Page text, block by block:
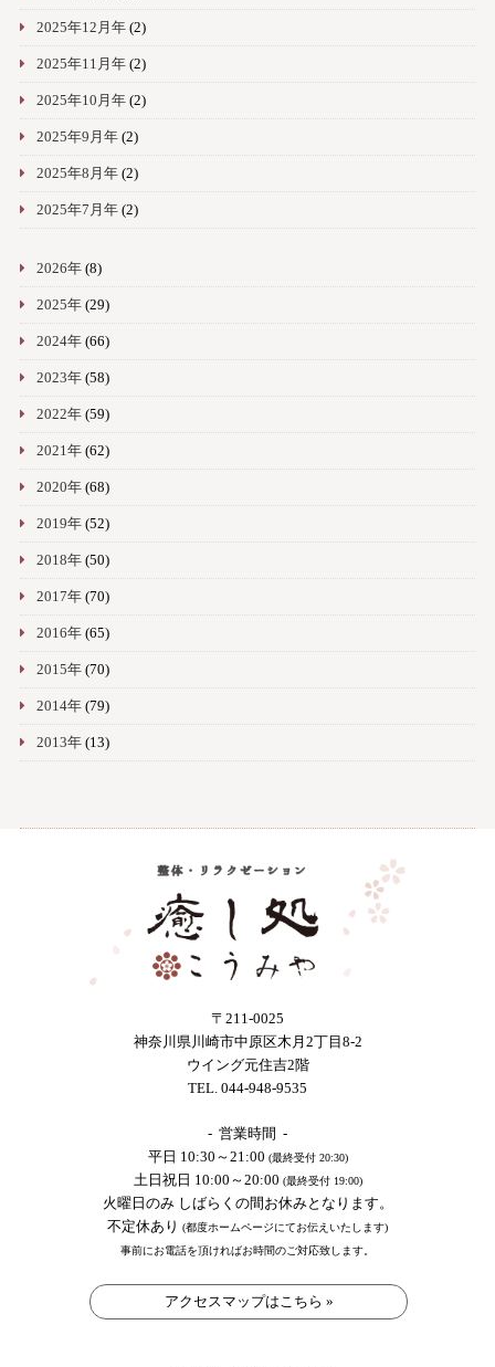
2025年12月年(2)
2025年11月年(2)
2025年10月年(2)
2025年9月年(2)
2025年8月年(2)
2025年7月年(2)
2026年(8)
2025年(29)
2024年(66)
2023年(58)
2022年(59)
2021年(62)
2020年(68)
2019年(52)
2018年(50)
2017年(70)
2016年(65)
2015年(70)
2014年(79)
2013年(13)
〒211-0025
神奈川県川崎市中原区木月2丁目8-2
ウイング元住吉2階
TEL. 044-948-9535
- 営業時間 -
平日 10:30～21:00 (最終受付 20:30)
土日祝日 10:00～20:00 (最終受付 19:00)
火曜日のみ しばらくの間お休みとなります。
不定休あり (都度ホームページにてお伝えいたします)
事前にお電話を頂ければお時間のご対応致します。
アクセスマップはこちら »